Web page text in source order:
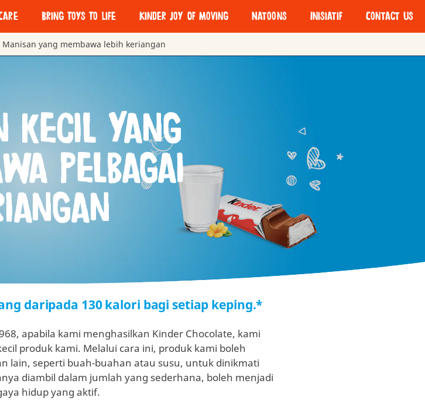
Quality
sustainability
Bring Toys To Life Kinder Joy Of Moving Natoons Inisiatif Contact Us
Manisan yang membawa lebih keriangan
kecil yang
pelbagai
daripada 130 kalori bagi setiap keping.*
apabila kami menghasilkan Kinder Chocolate, kami
produk kami. Melalui cara ini, produk kami boleh
lain, seperti buah-buahan atau susu, untuk dinikmati
diambil dalam jumlah yang sederhana, boleh menjadi
hidup yang aktif.